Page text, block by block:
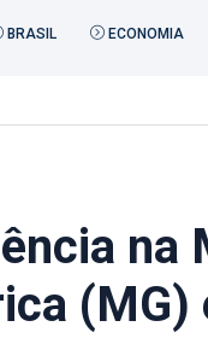
BRASIL ECONOMIA
na
(MG)